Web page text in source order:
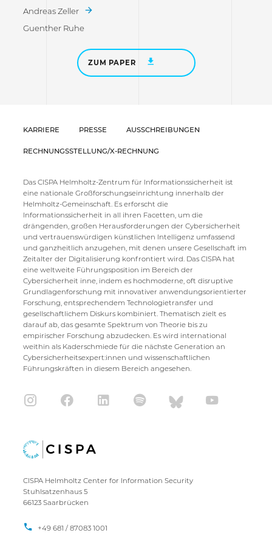
Andreas Zeller
Guenther Ruhe
ZUM PAPER
KARRIERE PRESSE AUSSCHREIBUNGEN
RECHNUNGSSTELLUNG/X-RECHNUNG
Das CISPA Helmholtz-Zentrum für Informationssicherheit ist
eine nationale Großforschungseinrichtung innerhalb der
Helmholtz-Gemeinschaft. Es erforscht die
Informationssicherheit in all ihren Facetten, um die
drängenden, großen Herausforderungen der Cybersicherheit
und vertrauenswürdigen künstlichen Intelligenz umfassend
und ganzheitlich anzugehen, mit denen unsere Gesellschaft im
Zeitalter der Digitalisierung konfrontiert wird. Das CISPA hat
eine weltweite Führungsposition im Bereich der
Cybersicherheit inne, indem es hochmoderne, oft disruptive
Grundlagenforschung mit innovativer anwendungsorientierter
Forschung, entsprechendem Technologietransfer und
gesellschaftlichem Diskurs kombiniert. Thematisch zielt es
darauf ab, das gesamte Spektrum von Theorie bis zu
empirischer Forschung abzudecken. Es wird international
weithin als Kaderschmiede für die nächste Generation an
Cybersicherheitsexpert:innen und wissenschaftlichen
Führungskräften in diesem Bereich angesehen.
CISPA Helmholtz Center for Information Security
Stuhlsatzenhaus 5
66123 Saarbrücken
+49 681 / 87083 1001